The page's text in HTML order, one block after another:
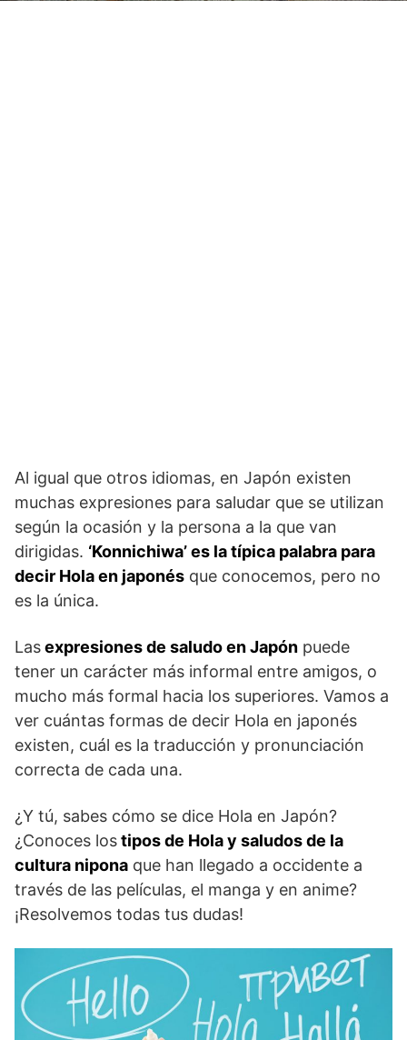
Al igual que otros idiomas, en Japón existen
muchas expresiones para saludar que se utilizan
según la ocasión y la persona a la que van
dirigidas. ‘Konnichiwa’ es la típica palabra para
decir Hola en japonés que conocemos, pero no
es la única.
Lasexpresiones de saludo en Japón puede
tener un carácter más informal entre amigos, o
mucho más formal hacia los superiores. Vamos a
ver cuántas formas de decir Hola en japonés
existen, cuál es la traducción y pronunciación
correcta de cada una.
¿Y tú, sabes cómo se dice Hola en Japón?
¿Conoces lostipos de Hola y saludos de la
cultura nipona que han llegado a occidente a
través de las películas, el manga y en anime?
¡Resolvemos todas tus dudas!